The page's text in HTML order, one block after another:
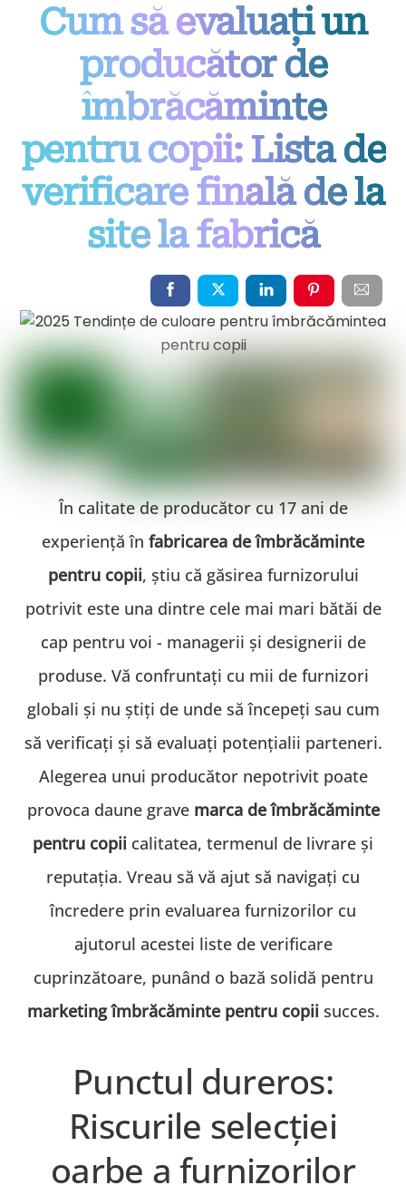
Cum să evaluați un
producător de
îmbrăcăminte
pentru copii: Lista de
verificare finală de la
site la fabrică
În calitate de producător cu 17 ani de
experiență în fabricarea de îmbrăcăminte
pentru copii, știu că găsirea furnizorului
potrivit este una dintre cele mai mari bătăi de
cap pentru voi - managerii și designerii de
produse. Vă confruntați cu mii de furnizori
globali și nu știți de unde să începeți sau cum
să verificați și să evaluați potențialii parteneri.
Alegerea unui producător nepotrivit poate
provoca daune grave marca de îmbrăcăminte
pentru copii calitatea, termenul de livrare și
reputația. Vreau să vă ajut să navigați cu
încredere prin evaluarea furnizorilor cu
ajutorul acestei liste de verificare
cuprinzătoare, punând o bază solidă pentru
marketing îmbrăcăminte pentru copiisucces.
Punctul dureros:
Riscurile selecției
oarbe a furnizorilor